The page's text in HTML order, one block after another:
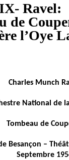
Ravel:
de
l’Oye
Charles Munch
National de la
Tombeau de
Besançon –
Septembre